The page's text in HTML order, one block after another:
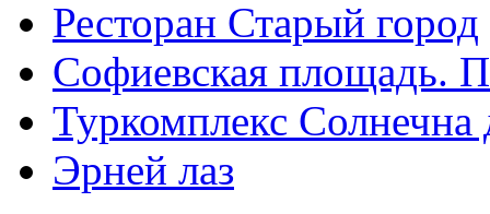
Ресторан Старый город
Софиевская площадь.
Туркомплекс Солнечна
Эрней лаз